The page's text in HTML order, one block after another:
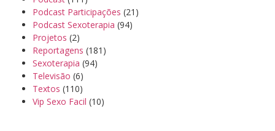
Podcast Participações (21)
Podcast Sexoterapia (94)
Projetos (2)
Reportagens (181)
Sexoterapia (94)
Televisão (6)
Textos (110)
Vip Sexo Facil (10)